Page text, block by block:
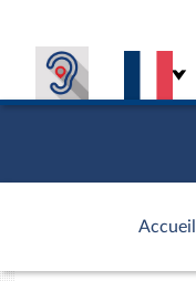
Accueil
d'accueil